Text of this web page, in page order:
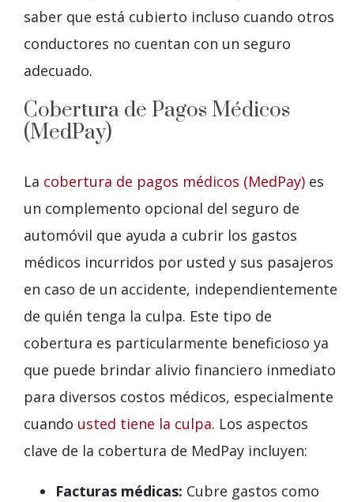
saber que está cubierto incluso cuando otros
conductores no cuentan con un seguro
adecuado.
Cobertura de Pagos Médicos
(MedPay)
La cobertura de pagos médicos (MedPay) es
un complemento opcional del seguro de
automóvil que ayuda a cubrir los gastos
médicos incurridos por usted y sus pasajeros
en caso de un accidente, independientemente
de quién tenga la culpa. Este tipo de
cobertura es particularmente beneficioso ya
que puede brindar alivio financiero inmediato
para diversos costos médicos, especialmente
cuando usted tiene la culpa. Los aspectos
clave de la cobertura de MedPay incluyen:
Facturas médicas: Cubre gastos como